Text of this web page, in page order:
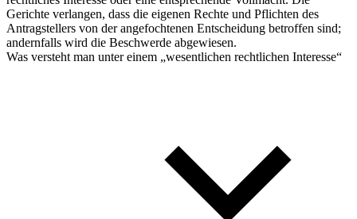
Gerichte verlangen, dass die eigenen Rechte und Pflichten des
Antragstellers von der angefochtenen Entscheidung betroffen sind;
andernfalls wird die Beschwerde abgewiesen.
Was versteht man unter einem „wesentlichen rechtlichen Interesse“